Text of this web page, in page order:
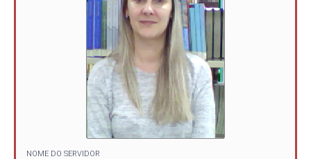
NOME DO SERVIDOR